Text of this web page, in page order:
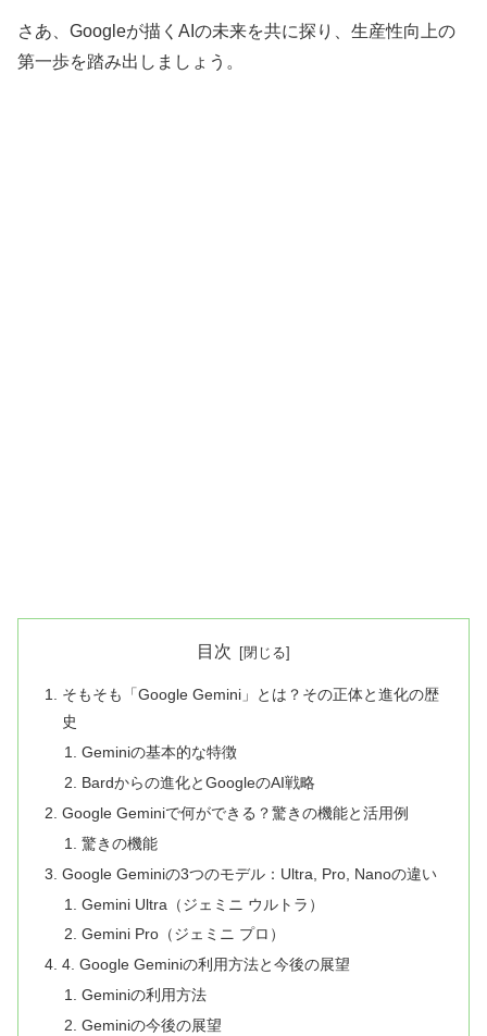
さあ、Googleが描くAIの未来を共に探り、生産性向上の
第一歩を踏み出しましょう。
目次
そもそも「Google Gemini」とは？その正体と進化の歴
史
Geminiの基本的な特徴
Bardからの進化とGoogleのAI戦略
Google Geminiで何ができる？驚きの機能と活用例
驚きの機能
Google Geminiの3つのモデル：Ultra, Pro, Nanoの違い
Gemini Ultra（ジェミニ ウルトラ）
Gemini Pro（ジェミニ プロ）
4. Google Geminiの利用方法と今後の展望
Geminiの利用方法
Geminiの今後の展望